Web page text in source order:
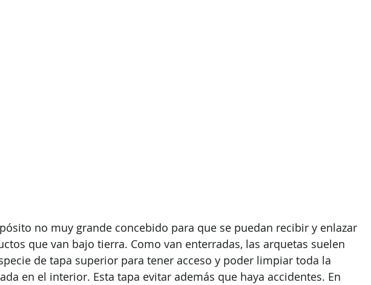
no muy grande concebido para que se puedan recibir y enlazar
que van bajo tierra. Como van enterradas, las arquetas suelen
de tapa superior para tener acceso y poder limpiar toda la
en el interior. Esta tapa evitar además que haya accidentes. En